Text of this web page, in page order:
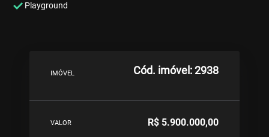
Playground
IMÓVEL Cód. imóvel: 2938
VALOR R$ 5.900.000,00